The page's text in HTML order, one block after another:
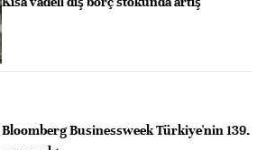
Bloomberg Businessweek Türkiye'nin 139.